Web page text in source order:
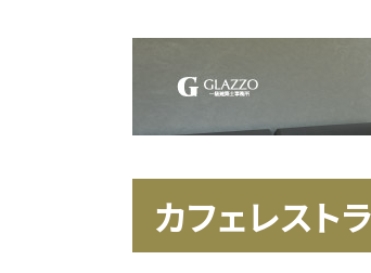
カフェレスト